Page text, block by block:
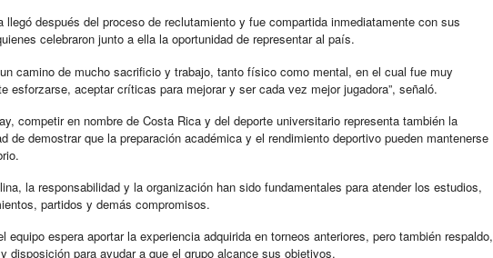
llegó después del proceso de reclutamiento y fue compartida inmediatamente con sus
celebraron junto a ella la oportunidad de representar al país.
camino de mucho sacrificio y trabajo, tanto físico como mental, en el cual fue muy
esforzarse, aceptar críticas para mejorar y ser cada vez mejor jugadora”, señaló.
competir en nombre de Costa Rica y del deporte universitario representa también la
de demostrar que la preparación académica y el rendimiento deportivo pueden mantenerse
la responsabilidad y la organización han sido fundamentales para atender los estudios,
partidos y demás compromisos.
equipo espera aportar la experiencia adquirida en torneos anteriores, pero también respaldo,
disposición para ayudar a que el grupo alcance sus objetivos.